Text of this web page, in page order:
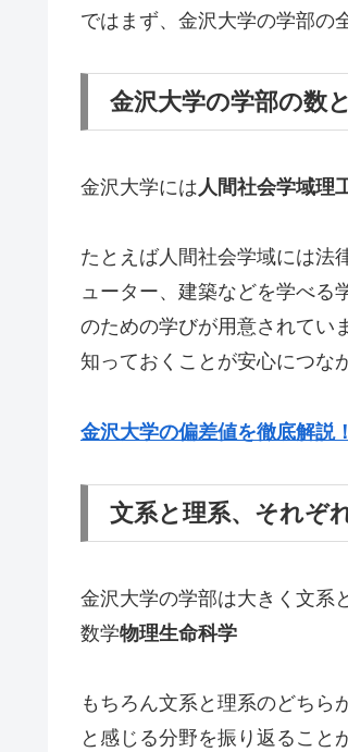
ではまず、金沢大学の学部の
金沢大学の学部の数
金沢大学には人間社会学域理
たとえば人間社会学域には法
ューター、建築などを学べる
のための学びが用意されてい
知っておくことが安心につな
金沢大学の偏差値を徹底解説
文系と理系、それぞ
金沢大学の学部は大きく文系
数学物理生命科学
もちろん文系と理系のどちら
と感じる分野を振り返ること